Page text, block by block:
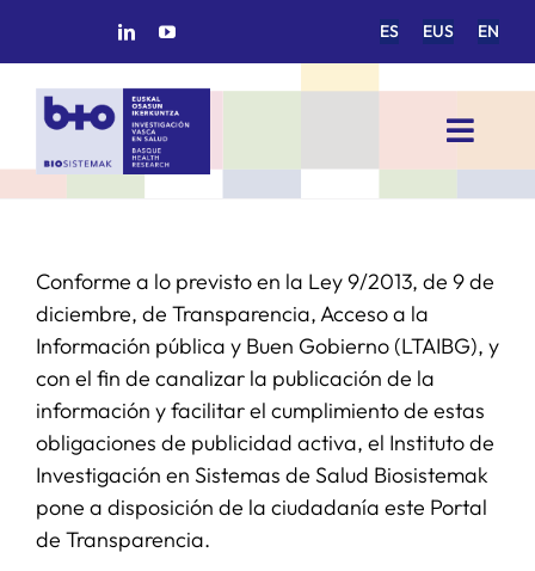
ES EUS EN
Toggle
INICIO
BIOSISTEMAK
ÁREAS DE INVESTIGACIÓN
GRUPOS DE INVESTIGACIÓN
PROYECTOS/COLABORACIONES
Conforme a lo previsto en la Ley 9/2013, de 9 de
diciembre, de Transparencia, Acceso a la
Información pública y Buen Gobierno (LTAIBG), y
con el fin de canalizar la publicación de la
información y facilitar el cumplimiento de estas
obligaciones de publicidad activa, el Instituto de
Investigación en Sistemas de Salud Biosistemak
pone a disposición de la ciudadanía este Portal
de Transparencia.